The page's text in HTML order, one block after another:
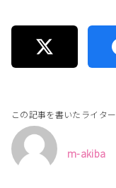
この記事を書いたライター
m-akiba